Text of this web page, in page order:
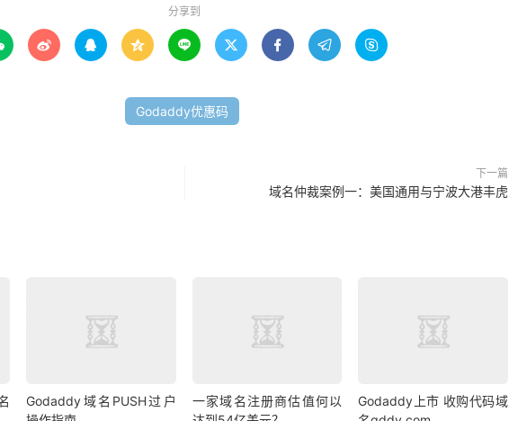
分享到
       
Godaddy优惠码
下一篇
域名仲裁案例一：美国通用与宁波大港丰虎
Godaddy域名PUSH过户
一家域名注册商估值何以
Godaddy上市 收购代码域